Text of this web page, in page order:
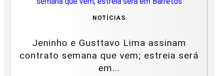
NOTÍCIAS
Jeninho e Gusttavo Lima assinam
contrato semana que vem; estreia será
em...